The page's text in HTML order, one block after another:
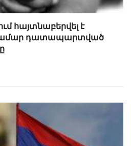
հայտնաբերվել է
դատապարտված